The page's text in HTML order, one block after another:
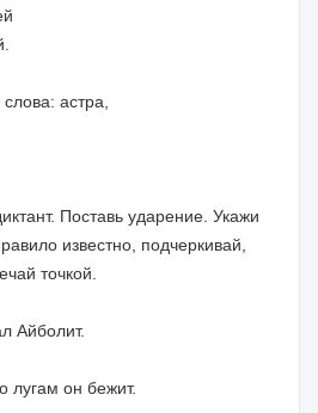
астра,
Поставь ударение. Укажи
известно, подчеркивай,
точкой.
Айболит.
лугам он бежит.